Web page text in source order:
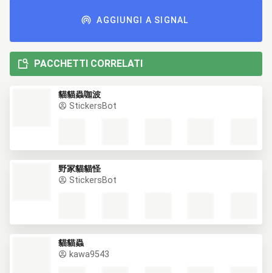
AGGIUNGI A SIGNAL
PACCHETTI CORRELATI
貓貓蟲咖波
StickersBot
野家貓貓怪
StickersBot
貓貓蟲
kawa9543